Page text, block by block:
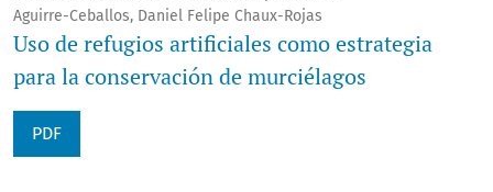
Aguirre-Ceballos, Daniel Felipe Chaux-Rojas
Uso de refugios artificiales como estrategia
para la conservación de murciélagos
PDF